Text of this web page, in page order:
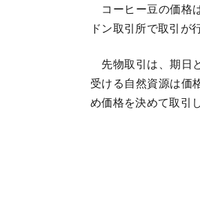
コーヒー豆の価格
ドン取引所で取引が
先物取引は、期日
受ける自然資源は価
め価格を決めて取引